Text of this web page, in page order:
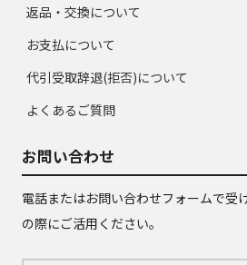
返品・交換について
お支払について
代引受取辞退(拒否)について
よくあるご質問
お問い合わせ
電話またはお問い合わせフォームで受
の際にご活用ください。